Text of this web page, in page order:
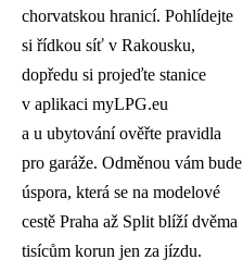
chorvatskou hranicí. Pohlídejte
si řídkou síť v Rakousku,
dopředu si projeďte stanice
v aplikaci myLPG.eu
a u ubytování ověřte pravidla
pro garáže. Odměnou vám bude
úspora, která se na modelové
cestě Praha až Split blíží dvěma
tisícům korun jen za jízdu.